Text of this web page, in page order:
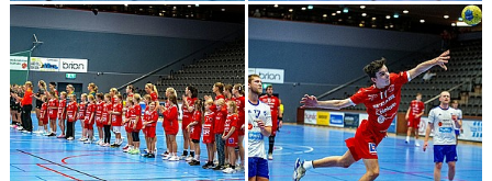
FÖRSÄKRING HANDBOLL
TRÄNINGSTID UNGDOM 2627
VISION
SPONSORPAKET